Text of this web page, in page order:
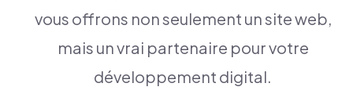
vous offrons non seulement un site web,
mais un vrai partenaire pour votre
développement digital.